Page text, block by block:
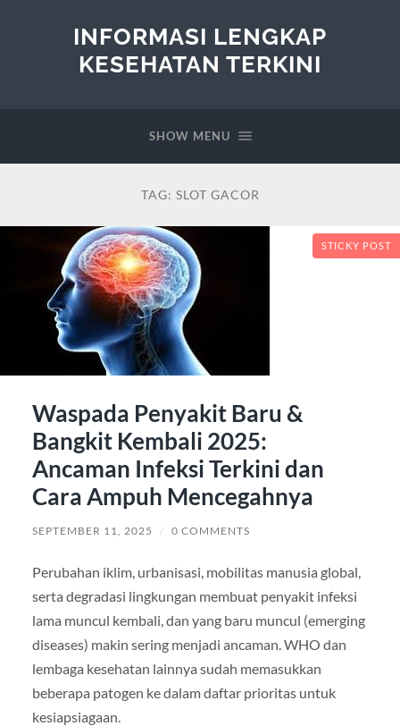
INFORMASI LENGKAP
KESEHATAN TERKINI
SHOW MENU
TAG: SLOT GACOR
STICKY POST
Waspada Penyakit Baru &
Bangkit Kembali 2025:
Ancaman Infeksi Terkini dan
Cara Ampuh Mencegahnya
SEPTEMBER 11, 2025 / 0 COMMENTS
Perubahan iklim, urbanisasi, mobilitas manusia global,
serta degradasi lingkungan membuat penyakit infeksi
lama muncul kembali, dan yang baru muncul (emerging
diseases) makin sering menjadi ancaman. WHO dan
lembaga kesehatan lainnya sudah memasukkan
beberapa patogen ke dalam daftar prioritas untuk
kesiapsiagaan.